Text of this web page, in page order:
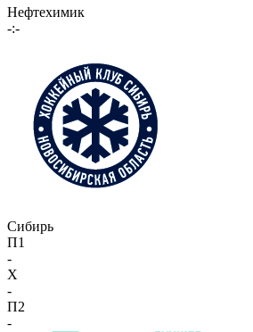
Нефтехимик
-:-
Сибирь
П1
-
X
-
П2
-